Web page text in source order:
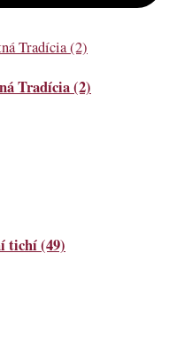
Tradícia (2)
tichí (49)